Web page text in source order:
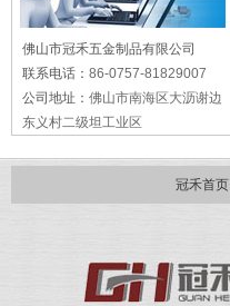
佛山市冠禾五金制品有限公司
联系电话： 86-0757-81829007
公司地址： 佛山市南海区大沥谢边
东义村二级坦工业区
冠禾首页